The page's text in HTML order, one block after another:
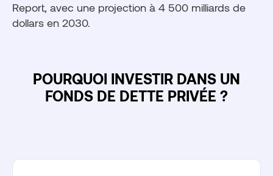
Report, avec une projection à 4 500 milliards de
dollars en 2030.
POURQUOI INVESTIR DANS UN
FONDS DE DETTE PRIVÉE ?